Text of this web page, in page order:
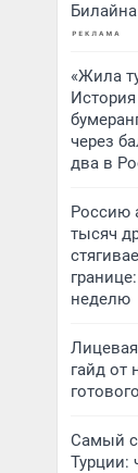
«Жила
через
два в
Россию
тысяч
неделю
гайд от
Самый
Турции: